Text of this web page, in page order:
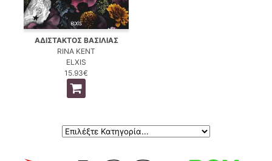
ΑΔΙΣΤΑΚΤΟΣ ΒΑΣΙΛΙΑΣ
RINA KENT
ELXIS
15.93€